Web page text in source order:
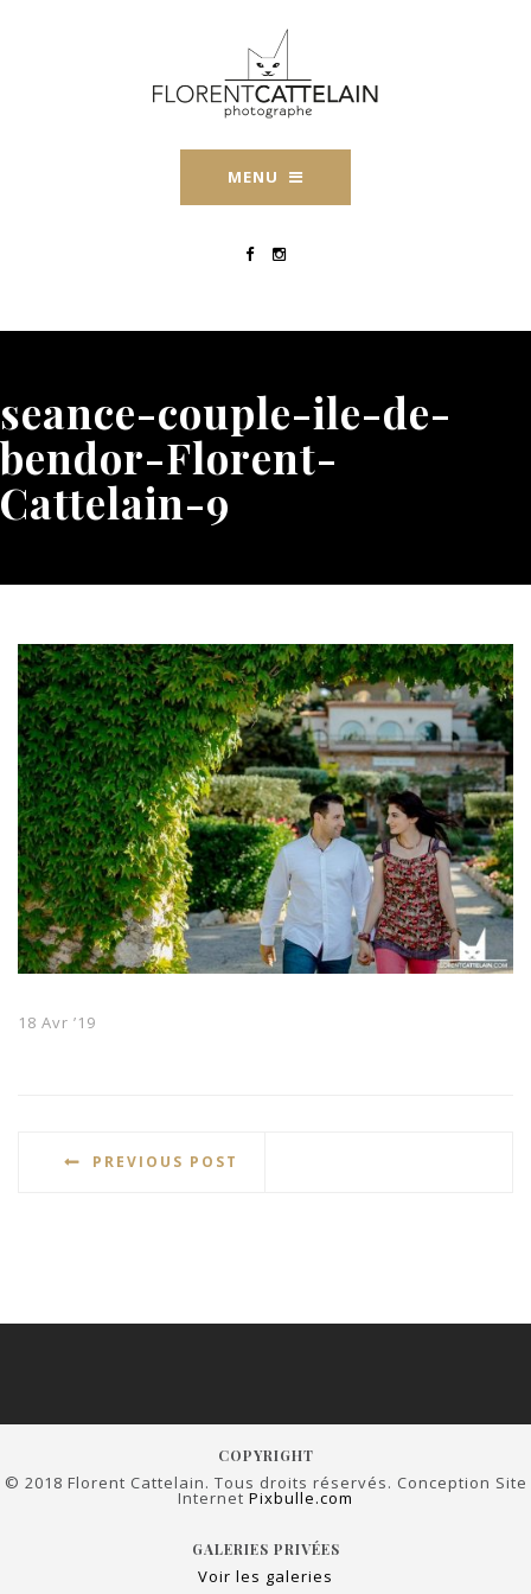
MENU
seance-couple-ile-de-
bendor-Florent-
Cattelain-9
18 Avr ’19
PREVIOUS POST
COPYRIGHT
© 2018 Florent Cattelain. Tous droits réservés. Conception Site
Internet Pixbulle.com
GALERIES PRIVÉES
Voir les galeries